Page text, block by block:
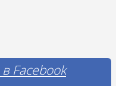
в Facebook